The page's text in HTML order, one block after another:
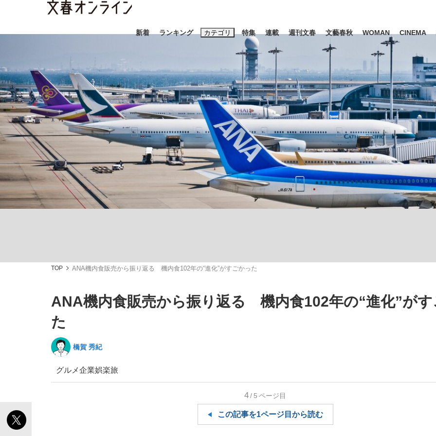
新着 ランキング カテゴリ
エンタメ ライフ ビジネス
「90%は失敗する。でも…」本田圭佑が初めて明かした日本代表監督に... 「最悪の空気のまま解散
「敗因分析は一切聞かれなかった」侍ジャパン選手が証言した“NPB聞... 「クマが悪者扱いされてい
「目標達成できなかったからと言って…」サッカー日本代表・森保一監督...
特集
終戦から81年
観る将棋、
キングの誕生を、目撃せよ。
the Style
連載 週刊文春 文藝春秋 WOMAN CINEMA
キーワード入力
おすすめのキーワードタグ一覧
#藤田晋 #三山凌輝 #高市早苗 #後藤真希 #森岡毅 #城彰二 #内田有紀
#玉木雄一郎
#亀和田武
TOP ANA機内食販売から振り返る 機内食102年の“進化”がすごかった
ANA機内食販売から振り返る 機内食102年の“進化”がす
た
橋賀 秀紀
グルメ企業娯楽旅
4/5 ページ目
この記事を1ページ目から読む